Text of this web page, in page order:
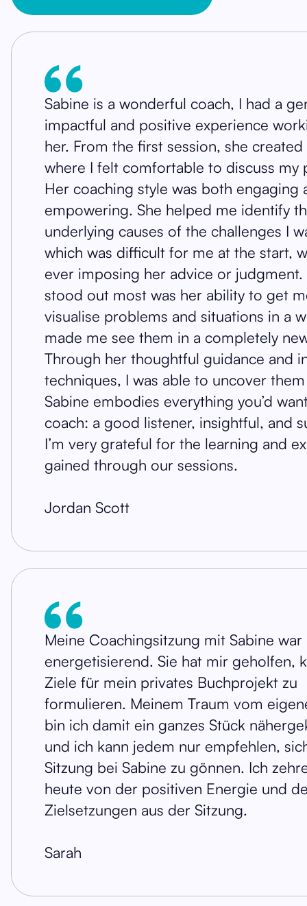
Sabine is a wonderful coach, I had a
impactful and positive experience
her. From the first session, she created
where I felt comfortable to discuss my
Her coaching style was both engaging
empowering. She helped me identify
underlying causes of the challenges I
which was difficult for me at the start,
ever imposing her advice or judgment.
stood out most was her ability to get
visualise problems and situations in a
made me see them in a completely
Through her thoughtful guidance and
techniques, I was able to uncover
Sabine embodies everything you’d
coach: a good listener, insightful, and
I’m very grateful for the learning and
gained through our sessions.
Jordan Scott
Meine Coachingsitzung mit Sabine war
energetisierend. Sie hat mir geholfen,
Ziele für mein privates Buchprojekt zu
formulieren. Meinem Traum vom
bin ich damit ein ganzes Stück
und ich kann jedem nur empfehlen,
Sitzung bei Sabine zu gönnen. Ich
heute von der positiven Energie und
Zielsetzungen aus der Sitzung.
Sarah